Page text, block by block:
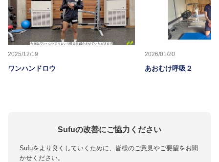
2025/12/19
ワンハンドロウ
2026/01/20
あおむけ呼吸２
Sufuの改善にご協力ください
Sufuをより良くしていくために、皆様のご意見やご要望をお聞
かせください。